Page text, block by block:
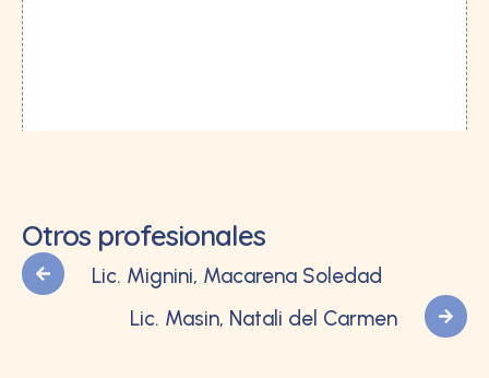
Otros profesionales
Lic. Mignini, Macarena Soledad
Lic. Masin, Natali del Carmen